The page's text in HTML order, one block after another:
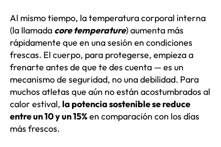
Al mismo tiempo, la temperatura corporal interna
(la llamada core temperature) aumenta más
rápidamente que en una sesión en condiciones
frescas. El cuerpo, para protegerse, empieza a
frenarte antes de que te des cuenta — es un
mecanismo de seguridad, no una debilidad. Para
muchos atletas que aún no están acostumbrados al
calor estival, la potencia sostenible se reduce
entre un 10 y un 15%en comparación con los días
más frescos.